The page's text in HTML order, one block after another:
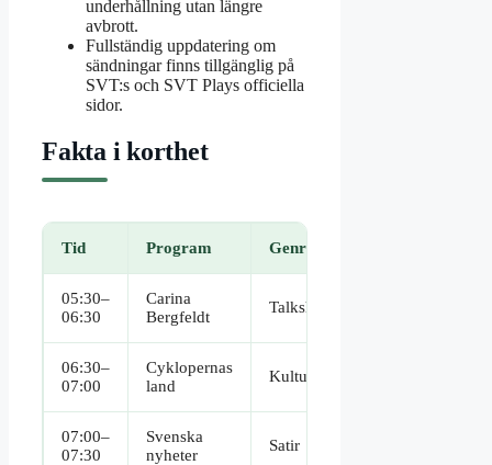
underhållning utan längre
avbrott.
Fullständig uppdatering om
sändningar finns tillgänglig på
SVT:s och SVT Plays officiella
sidor.
Fakta i korthet
Tid Program Genre
05:30–
06:30
Carina
Bergfeldt
Talkshow
06:30–
07:00
Cyklopernas
land
Kultur/humor
07:00–
07:30
Svenska
nyheter
Satir